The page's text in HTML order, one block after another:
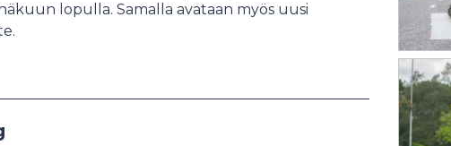
lopulla. Samalla avataan myös uusi